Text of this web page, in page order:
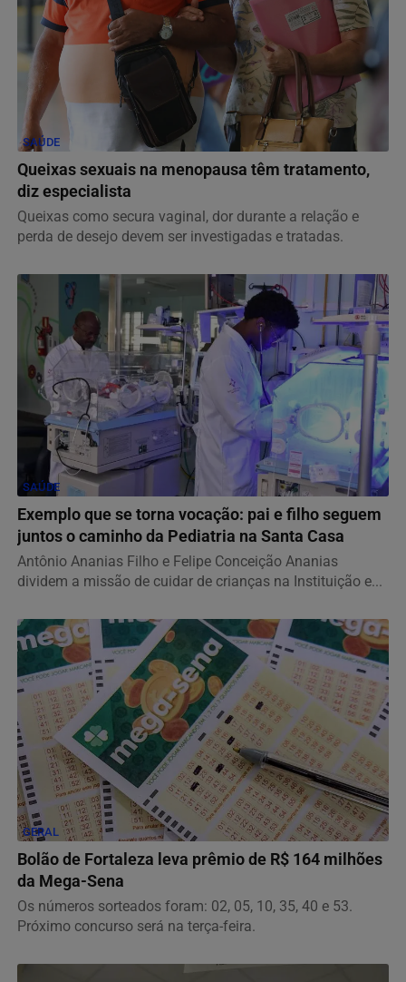
SAÚDE
Queixas sexuais na menopausa têm tratamento,
diz especialista
Queixas como secura vaginal, dor durante a relação e
perda de desejo devem ser investigadas e tratadas.
SAÚDE
Exemplo que se torna vocação: pai e filho seguem
juntos o caminho da Pediatria na Santa Casa
Antônio Ananias Filho e Felipe Conceição Ananias
dividem a missão de cuidar de crianças na Instituição e...
GERAL
Bolão de Fortaleza leva prêmio de R$ 164 milhões
da Mega-Sena
Os números sorteados foram: 02, 05, 10, 35, 40 e 53.
Próximo concurso será na terça-feira.